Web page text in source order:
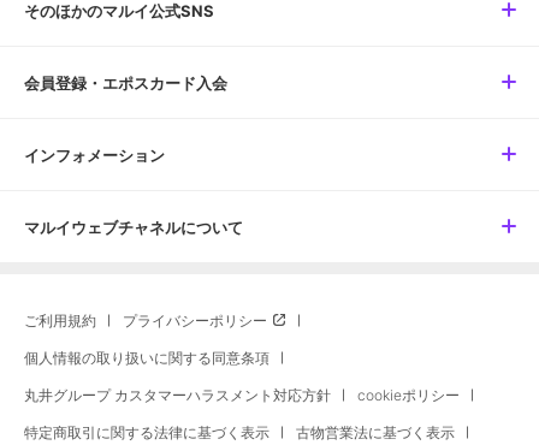
そのほかのマルイ公式SNS
会員登録・エポスカード入会
インフォメーション
マルイウェブチャネルについて
ご利用規約 プライバシーポリシー
個人情報の取り扱いに関する同意条項
丸井グループ カスタマーハラスメント対応方針 cookieポリシー
特定商取引に関する法律に基づく表示 古物営業法に基づく表示